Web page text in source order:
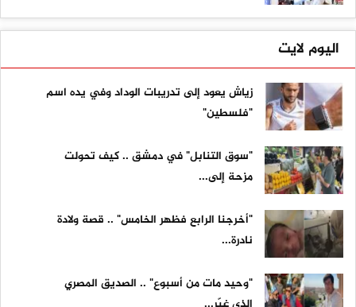
اليوم لايت
زياش يعود إلى تدريبات الوداد وفي يده اسم
"فلسطين"
"سوق التنابل" في دمشق .. كيف تحولت
مزحة إلى...
"أخرجنا الرابع فظهر الخامس" .. قصة ولادة
نادرة...
"وحيد مات من أسبوع" .. الصديق المصري